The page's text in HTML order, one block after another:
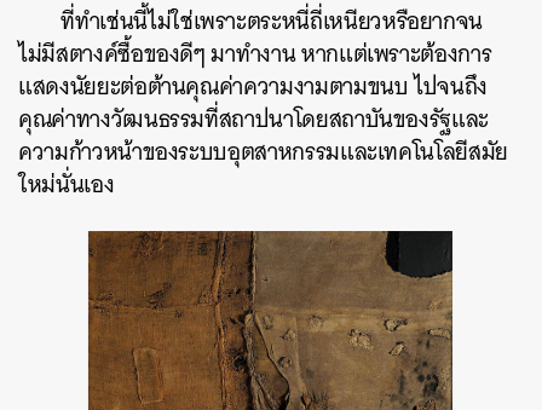
ที่ทำเช่นนี้ไม่ใช่เพราะตระหนี่ถี่เหนียวหรือยากจน
ไม่มีสตางค์ซื้อของดีๆ มาทำงาน หากแต่เพราะต้องการ
แสดงนัยยะต่อต้านคุณค่าความงามตามขนบ ไปจนถึง
คุณค่าทางวัฒนธรรมที่สถาปนาโดยสถาบันของรัฐและ
ความก้าวหน้าของระบบอุตสาหกรรมและเทคโนโลยีสมัย
ใหม่นั่นเอง